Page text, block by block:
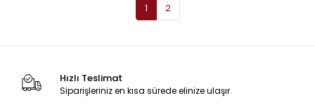
1 2
Hızlı Teslimat
Siparişleriniz en kısa sürede elinize ulaşır.